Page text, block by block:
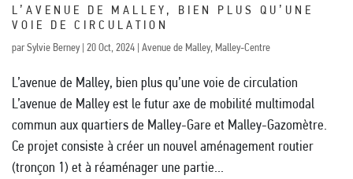
L’AVENUE DE MALLEY, BIEN PLUS QU’UNE
VOIE DE CIRCULATION
parSylvie Berney| 20 Oct, 2024 Avenue de Malley, Malley-Centre
L’avenue de Malley, bien plus qu’une voie de circulation
L’avenue de Malley est le futur axe de mobilité multimodal
commun aux quartiers de Malley-Gare et Malley-Gazomètre.
Ce projet consiste à créer un nouvel aménagement routier
(tronçon 1) et à réaménager une partie...